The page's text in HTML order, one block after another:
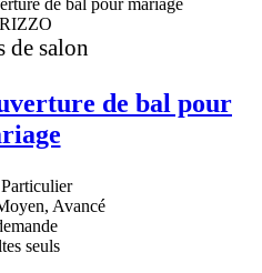
de salon
de bal pour
Avancé
seuls